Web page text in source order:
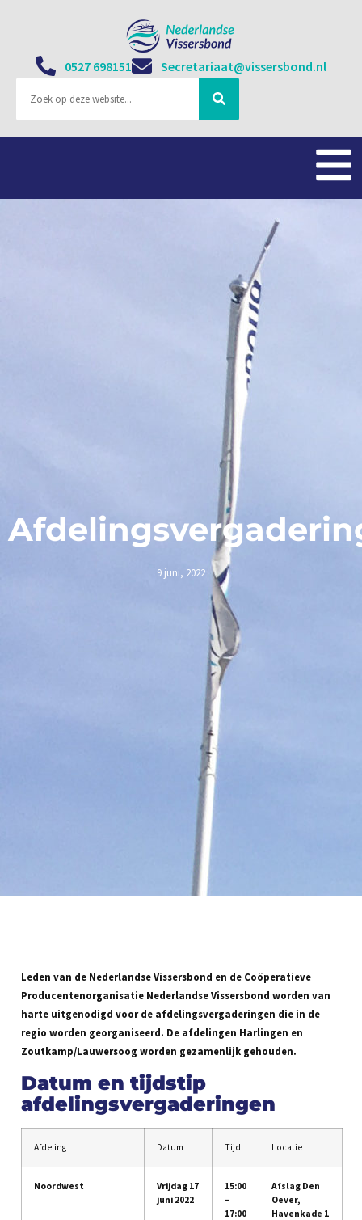
0527 698151 Secretariaat@vissersbond.nl
9 juni, 2022
Leden van de Nederlandse Vissersbond en de Coöperatieve
Producentenorganisatie Nederlandse Vissersbond worden van
harte uitgenodigd voor de afdelingsvergaderingen die in de
regio worden georganiseerd. De afdelingen Harlingen en
Zoutkamp/Lauwersoog worden gezamenlijk gehouden.
Datum en tijdstip
afdelingsvergaderingen
Afdeling Datum Tijd Locatie
Noordwest
Vrijdag 17
juni 2022
15:00
–
17:00
Afslag Den
Oever,
Havenkade 1